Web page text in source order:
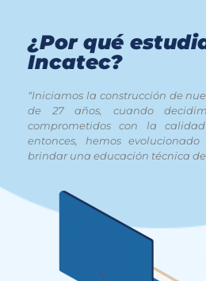
¿Por qué
Incatec?
“Iniciamos la construcción de
de 27 años, cuando
comprometidos con la
entonces, hemos
brindar una educación técnica